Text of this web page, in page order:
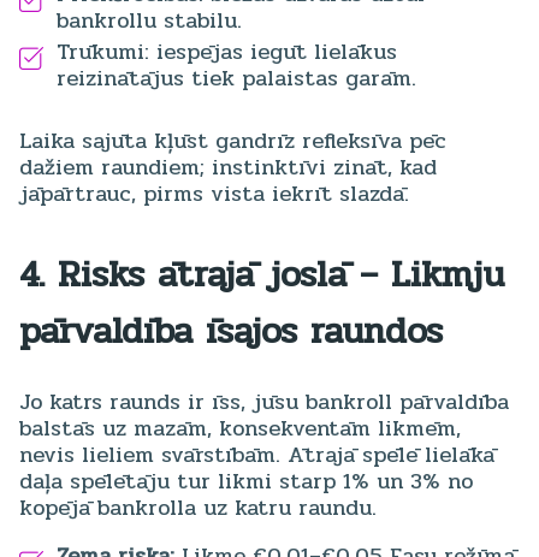
bankrollu stabilu.
Trūkumi: iespējas iegūt lielākus
reizinātājus tiek palaistas garām.
Laika sajūta kļūst gandrīz refleksīva pēc
dažiem raundiem; instinktīvi zināt, kad
jāpārtrauc, pirms vista iekrīt slazdā.
4. Risks ātrajā joslā – Likmju
pārvaldība īsajos raundos
Jo katrs raunds ir īss, jūsu bankroll pārvaldība
balstās uz mazām, konsekventām likmēm,
nevis lieliem svārstībām. Ātrajā spēlē lielākā
daļa spēlētāju tur likmi starp 1% un 3% no
kopējā bankrolla uz katru raundu.